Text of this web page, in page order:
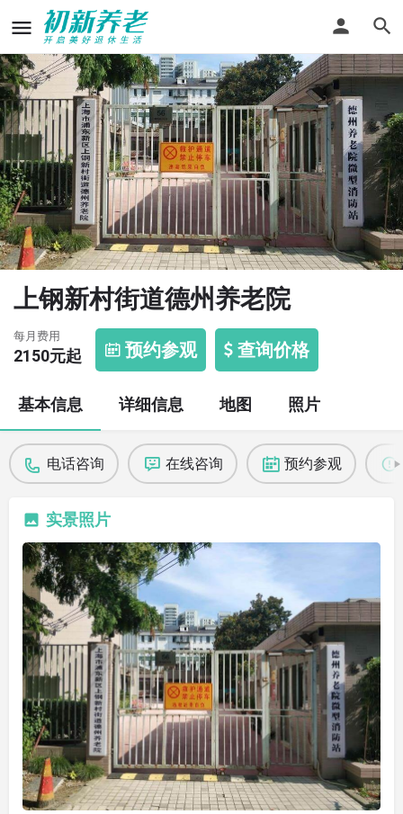
上钢新村街道德州养老院
每月费用
2150元起 预约参观 查询价格
基本信息 详细信息 地图 照片
电话咨询 在线咨询 预约参观
实景照片